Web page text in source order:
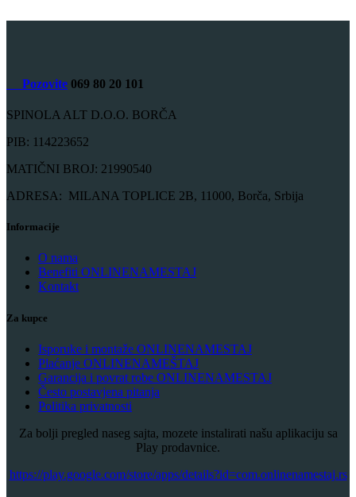
Pozovite 069 80 20 101
SPINOLA ALT D.O.O. BORČA
PIB: 114223652
MATIČNI BROJ: 21990540
ADRESA: MILANA TOPLICE 2B, 11000, Borča, Srbija
Informacije
O nama
Benefiti ONLINENAMESTAJ
Kontakt
Za kupce
Isporuke i montaže ONLINENAMESTAJ
Plaćanje ONLINENAMEŠTAJ
Garancija i povrat robe ONLINENAMESTAJ
Često postavjena pitanja
Politika privatnosti
Za bolji pregled naseg sajta, mozete instalirati našu aplikaciju sa
Play prodavnice.
​https://play.google.com/store/apps/details?id=com.onlinenamestaj.rs